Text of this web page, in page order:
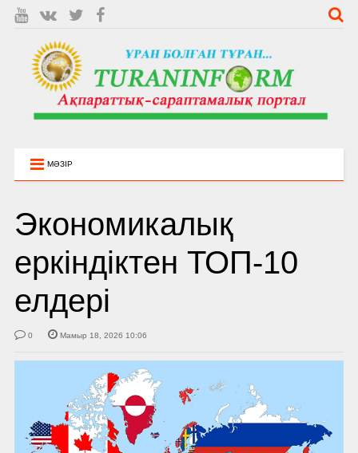
МӘЗІР
Экономикалық
еркіндіктен ТОП-10
елдері
0 Мамыр 18, 2026 10:06